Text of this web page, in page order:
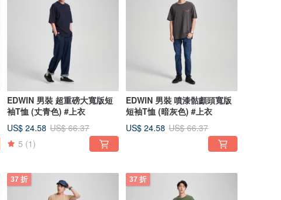
EDWIN 男裝 超重磅大寬版短
袖T恤 (丈青色) #上衣
US$ 24.58 US$ 66.37
5 (1)
EDWIN 男裝 噴漆骷顱頭寬版
短袖T恤 (暗灰色) #上衣
US$ 24.58 US$ 66.37
37 折 37 折